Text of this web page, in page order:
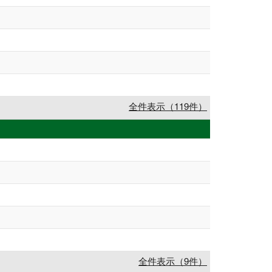
全件表示（119件）
全件表示（9件）